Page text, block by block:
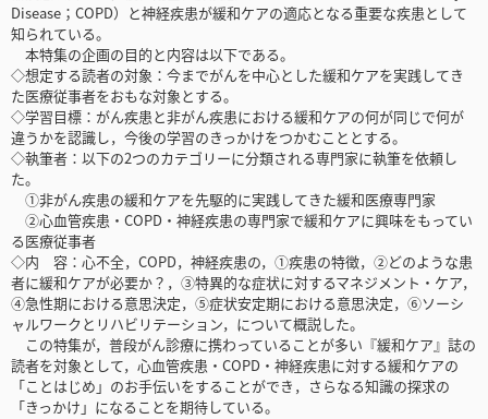
Disease；COPD）と神経疾患が緩和ケアの適応となる重要な疾患として
知られている。
本特集の企画の目的と内容は以下である。
◇想定する読者の対象：今までがんを中心とした緩和ケアを実践してき
た医療従事者をおもな対象とする。
◇学習目標：がん疾患と非がん疾患における緩和ケアの何が同じで何が
違うかを認識し，今後の学習のきっかけをつかむこととする。
◇執筆者：以下の2つのカテゴリーに分類される専門家に執筆を依頼し
た。
①非がん疾患の緩和ケアを先駆的に実践してきた緩和医療専門家
②心血管疾患・COPD・神経疾患の専門家で緩和ケアに興味をもってい
る医療従事者
◇内 容：心不全，COPD，神経疾患の，①疾患の特徴，②どのような患
者に緩和ケアが必要か？，③特異的な症状に対するマネジメント・ケア，
④急性期における意思決定，⑤症状安定期における意思決定，⑥ソーシ
ャルワークとリハビリテーション，について概説した。
この特集が，普段がん診療に携わっていることが多い『緩和ケア』誌の
読者を対象として，心血管疾患・COPD・神経疾患に対する緩和ケアの
「ことはじめ」のお手伝いをすることができ，さらなる知識の探求の
「きっかけ」になることを期待している。